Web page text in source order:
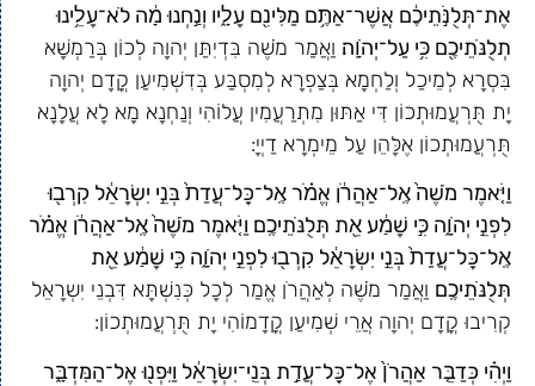
אֶת־תְּלֻנֹּ֣תֵיכֶ֔ם אֲשֶׁר־אַתֶּ֥ם מַלִּינִ֖ם עָלָ֑יו וְנַ֣חְנוּ מָ֔ה לֹא־עָלֵ֥ינוּ
תְלֻנֹּתֵיכֶ֖ם כִּ֥י עַל־יְהֹוָֽה׃ וַאֲמַר מֹשֶׁה בִּדְיִתַּן יְהוָה לְכוֹן בְּרַמְשָׁא
בִּסְרָא לְמֵיכַל וְלַחְמָא בְּצַפְרָא לְמִסְבַּע בְּדִשְׁמִיעַן קֳדָם יְהוָה
יָת תֻּרְעֲמוּתְכוֹן דִּי אַתּוּן מִתְרַעֲמִין עֲלוֹהִי וְנַחְנָא מָא לָא עֲלָנָא
תֻּרְעֲמוּתְכוֹן אֶלָּהֵן עַל מֵימְרָא דַיְיָ:
וַיֹּ֤אמֶר מֹשֶׁה֙ אֶֽל־אַהֲרֹ֔ן אֱמֹ֗ר אֶֽל־כׇּל־עֲדַת֙ בְּנֵ֣י יִשְׂרָאֵ֔ל קִרְב֖וּ
לִפְנֵ֣י יְהֹוָ֑ה כִּ֣י שָׁמַ֔ע אֵ֖ת תְּלֻנֹּתֵיכֶֽם׃ וַיֹּ֤אמֶר מֹשֶׁה֙ אֶֽל־אַהֲרֹ֔ן אֱמֹ֗ר
אֶֽל־כׇּל־עֲדַת֙ בְּנֵ֣י יִשְׂרָאֵ֔ל קִרְב֖וּ לִפְנֵ֣י יְהֹוָ֑ה כִּ֣י שָׁמַ֔ע אֵ֖ת
תְּלֻנֹּתֵיכֶֽם׃ וַאֲמַר מֹשֶׁה לְאַהֲרֹן אֱמַר לְכָל כְּנִשְׁתָּא דִּבְנֵי יִשְרָאֵל
קְרִיבוּ קֳדָם יְהוָה אֲרֵי שְׁמִיעַן קֳדָמוֹהִי יָת תֻּרְעֲמוּתְכוֹן:
וַיְהִ֗י כְּדַבֵּ֤ר אַהֲרֹן֙ אֶל־כׇּל־עֲדַ֣ת בְּנֵֽי־יִשְׂרָאֵ֔ל וַיִּפְנ֖וּ אֶל־הַמִּדְבָּ֑ר